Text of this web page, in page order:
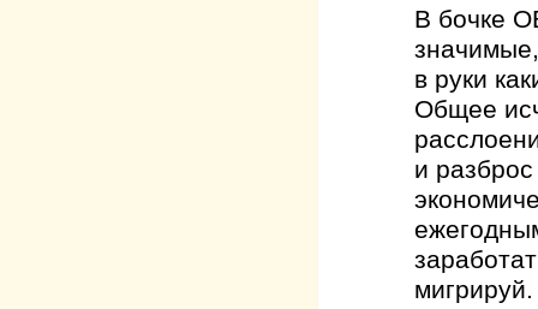
В бочке
в руки
Общее
и